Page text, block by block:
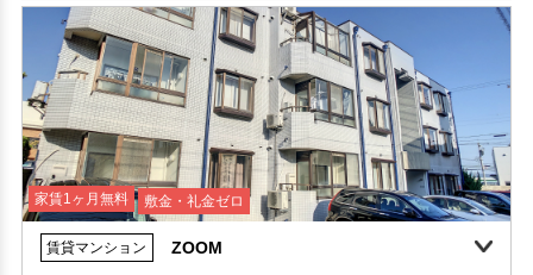
360°案内 動画案内
部屋号数 115号室 申込済
家賃 45,000円・共益費 2,000円
階数 1階
間取り 2LDK・専有面積 52.99㎡
敷金 1ヶ月 ・礼金 -
保証人不要・代行 リフォーム
家賃1ヶ月無料 敷金・礼金ゼロ 360°案内 動画案内
部屋号数 206号室 申込済
家賃 53,000円・共益費 3,000円
階数 2階
間取り 2DK・専有面積 50.42㎡
敷金 - ・礼金 -
保証人不要・代行 インターネット無料 リフォーム
家賃1ヶ月無料 敷金・礼金ゼロ 360°案内 動画案内
部屋号数 306号室
家賃 25,000円・共益費 4,500円
階数 3階
間取り 1K・専有面積 18.55㎡
家賃1ヶ月無料 敷金・礼金ゼロ
賃貸マンション ZOOM
石川県河北郡内灘町字大清台165
北陸鉄道浅野川線 内灘駅 まで バス停 大清台 徒歩2分 バス乗車6
分
北陸鉄道浅野川線 内灘駅 まで 徒歩26分
1990年03月築
RC(鉄筋コンクリート造)
間取り：1LDK 〜